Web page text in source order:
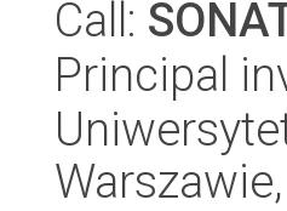
Call:
Principal